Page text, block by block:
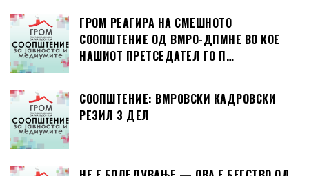
ГРОМ РЕАГИРА НА СМЕШНОТО
СООПШТЕНИЕ ОД ВМРО-ДПМНЕ ВО КОЕ
НАШИОТ ПРЕТСЕДАТЕЛ ГО П…
СООПШТЕНИЕ: ВМРОВСКИ КАДРОВСКИ
РЕЗИЛ 3 ДЕЛ